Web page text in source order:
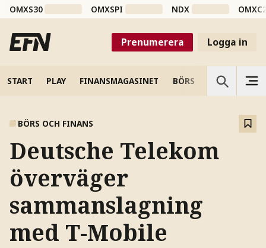
OMXS30 OMXSPI NDX
Prenumerera Logga in
START PLAY FINANSMAGASINET BÖRS VETENSKAP
BÖRS OCH FINANS
Deutsche Telekom
överväger
sammanslagning
med T-Mobile